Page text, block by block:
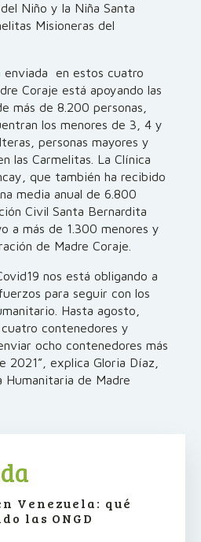
Niño y la Niña Santa
Misioneras del
enviada en estos cuatro
Coraje está apoyando las
más de 8.200 personas,
los menores de 3, 4 y
personas mayores y
las Carmelitas. La Clínica
que también ha recibido
media anual de 6.800
Civil Santa Bernardita
a más de 1.300 menores y
de Madre Coraje.
nos está obligando a
para seguir con los
Hasta agosto,
contenedores y
ocho contenedores más
2021”, explica Gloria Díaz,
Humanitaria de Madre
Venezuela: qué
las ONGD